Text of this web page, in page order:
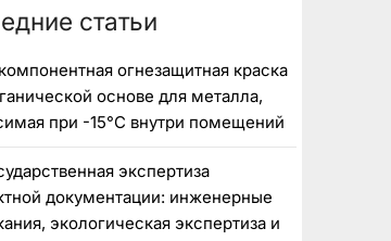
статьи
огнезащитная краска
основе для металла,
при -15°C внутри помещений
экспертиза
документации: инженерные
экологическая экспертиза и